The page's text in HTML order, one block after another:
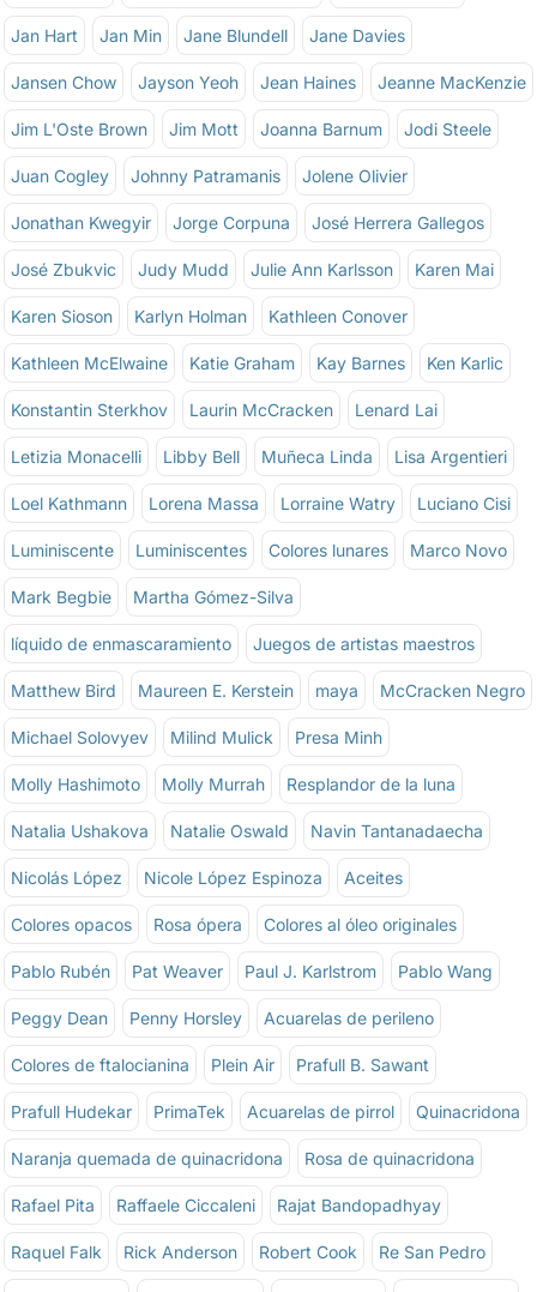
Jan Hart Jan Min Jane Blundell Jane Davies
Jansen Chow Jayson Yeoh Jean Haines Jeanne MacKenzie
Jim L'Oste Brown Jim Mott Joanna Barnum Jodi Steele
Juan Cogley Johnny Patramanis Jolene Olivier
Jonathan Kwegyir Jorge Corpuna José Herrera Gallegos
José Zbukvic Judy Mudd Julie Ann Karlsson Karen Mai
Karen Sioson Karlyn Holman Kathleen Conover
Kathleen McElwaine Katie Graham Kay Barnes Ken Karlic
Konstantin Sterkhov Laurin McCracken Lenard Lai
Letizia Monacelli Libby Bell Muñeca Linda Lisa Argentieri
Loel Kathmann Lorena Massa Lorraine Watry Luciano Cisi
Luminiscente Luminiscentes Colores lunares Marco Novo
Mark Begbie Martha Gómez-Silva
líquido de enmascaramiento Juegos de artistas maestros
Matthew Bird Maureen E. Kerstein maya McCracken Negro
Michael Solovyev Milind Mulick Presa Minh
Molly Hashimoto Molly Murrah Resplandor de la luna
Natalia Ushakova Natalie Oswald Navin Tantanadaecha
Nicolás López Nicole López Espinoza Aceites
Colores opacos Rosa ópera Colores al óleo originales
Pablo Rubén Pat Weaver Paul J. Karlstrom Pablo Wang
Peggy Dean Penny Horsley Acuarelas de perileno
Colores de ftalocianina Plein Air Prafull B. Sawant
Prafull Hudekar PrimaTek Acuarelas de pirrol Quinacridona
Naranja quemada de quinacridona Rosa de quinacridona
Rafael Pita Raffaele Ciccaleni Rajat Bandopadhyay
Raquel Falk Rick Anderson Robert Cook Re San Pedro